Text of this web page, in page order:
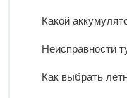
Какой
Неисправности
Как выбрать